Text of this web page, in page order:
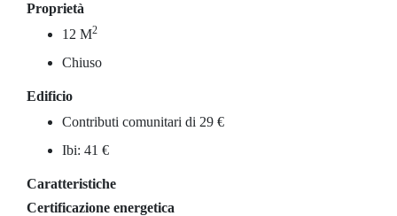
Proprietà
12 M2
Chiuso
Edificio
Contributi comunitari di 29 €
Ibi: 41 €
Caratteristiche
Certificazione energetica